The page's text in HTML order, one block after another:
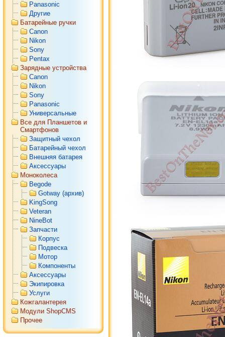
Panasonic
Другие
Батарейные ручки
Canon
Nikon
Sony
Pentax
Зарядные устройства
Canon
Nikon
Sony
Panasonic
Универсальные
Все для Планшетов и
Смартфонов
Защитный чехол
Батарейный чехол
Внешняя батарея
Аксессуары
Моноколеса
Begode
Gotway (архив)
KingSong
Veteran
NineBot
Запчасти
Корпус
Подвеска
Мотор
Компоненты
Аксессуары
Экипировка
Услуги
Кожгалантерея
Модули ShopCMS
Прочее